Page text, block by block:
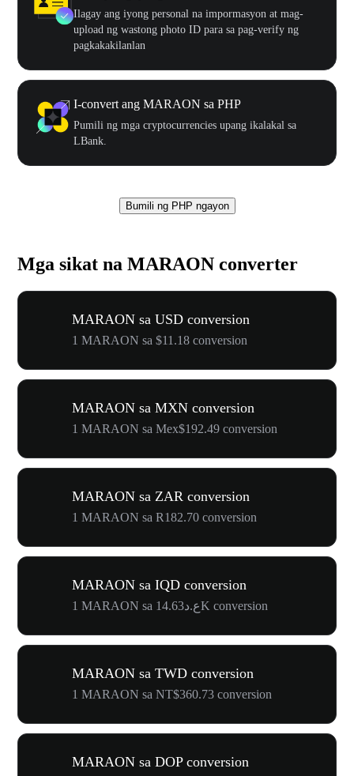
Ilagay ang iyong personal na impormasyon at mag-
upload ng wastong photo ID para sa pag-verify ng
pagkakakilanlan
I-convert ang MARAON sa PHP
Pumili ng mga cryptocurrencies upang ikalakal sa
LBank.
Bumili ng PHP ngayon
Mga sikat na MARAON converter
MARAON sa USD conversion
1 MARAON sa $11.18 conversion
MARAON sa MXN conversion
1 MARAON sa Mex$192.49 conversion
MARAON sa ZAR conversion
1 MARAON sa R182.70 conversion
MARAON sa IQD conversion
1 MARAON sa ع.د14.63K conversion
MARAON sa TWD conversion
1 MARAON sa NT$360.73 conversion
MARAON sa DOP conversion